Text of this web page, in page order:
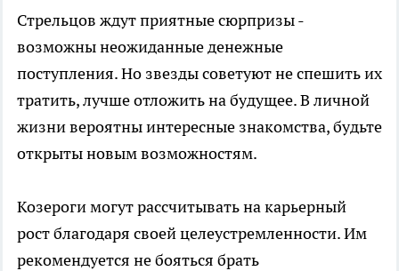
Стрельцов ждут приятные сюрпризы -
возможны неожиданные денежные
поступления. Но звезды советуют не спешить их
тратить, лучше отложить на будущее. В личной
жизни вероятны интересные знакомства, будьте
открыты новым возможностям.
Козероги могут рассчитывать на карьерный
рост благодаря своей целеустремленности. Им
рекомендуется не бояться брать